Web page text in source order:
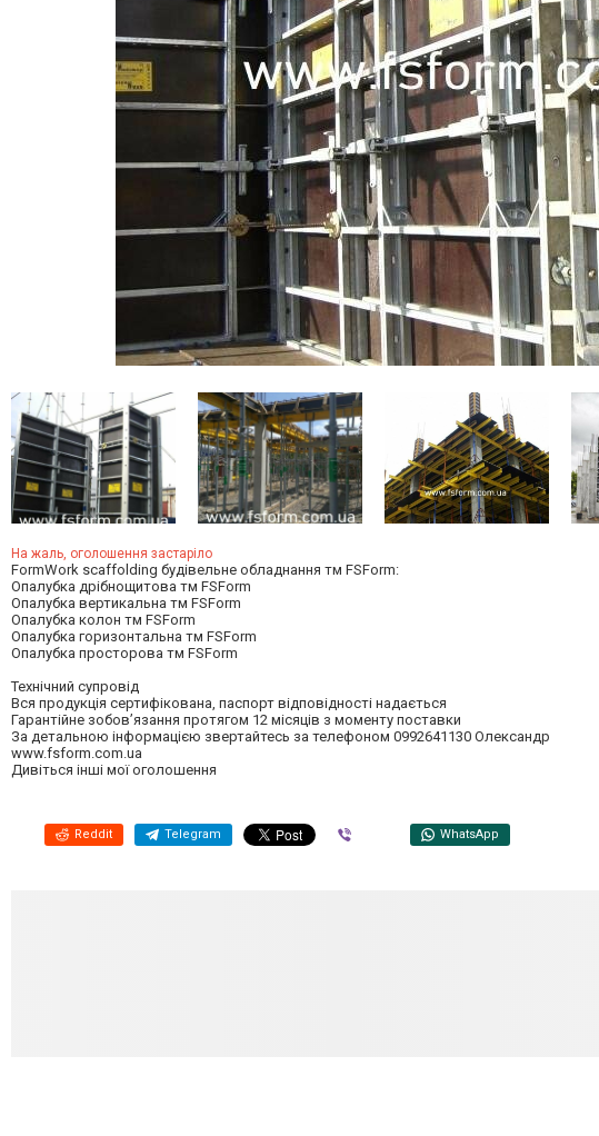
На жаль, оголошення застаріло
FormWork scaffolding будівельне обладнання тм FSForm:
Опалубка дрібнощитова тм FSForm
Опалубка вертикальна тм FSForm
Опалубка колон тм FSForm
Опалубка горизонтальна тм FSForm
Опалубка просторова тм FSForm
Технічний супровід
Вся продукція сертифікована, паспорт відповідності надається
Гарантійне зобов’язання протягом 12 місяців з моменту поставки
За детальною інформацією звертайтесь за телефоном 0992641130 Олександр
www.fsform.com.ua
Дивіться інші мої оголошення
Reddit Telegram WhatsApp